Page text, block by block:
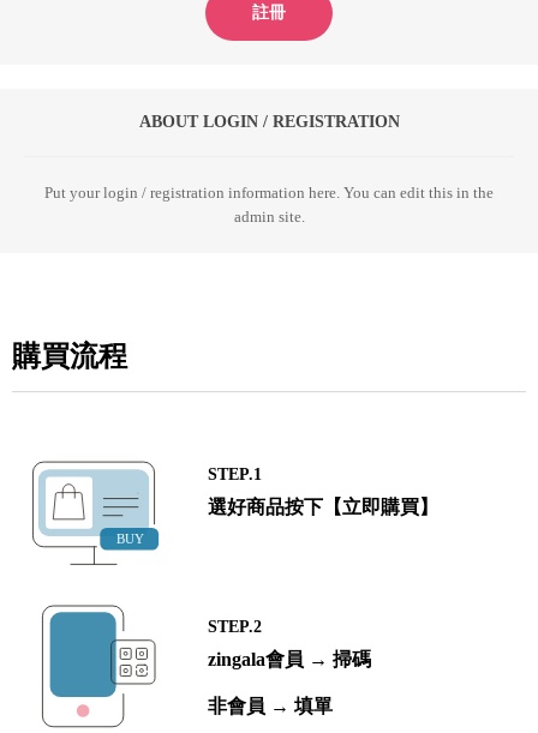
註冊
ABOUT LOGIN / REGISTRATION
Put your login / registration information here. You can edit this in the
admin site.
購買流程
STEP.1
選好商品按下【立即購買】
STEP.2
zingala會員 → 掃碼
非會員 → 填單